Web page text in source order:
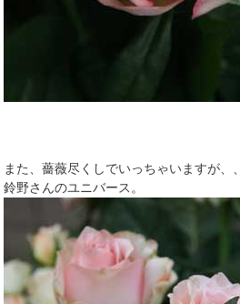
また、薔薇尽くしでいっちゃいますが、、
鈴野さんのユニバース。